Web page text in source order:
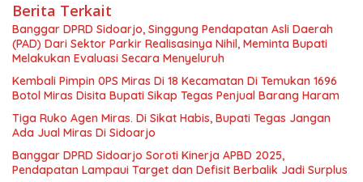
Berita Terkait
Banggar DPRD Sidoarjo, Singgung Pendapatan Asli Daerah
(PAD) Dari Sektor Parkir Realisasinya Nihil, Meminta Bupati
Melakukan Evaluasi Secara Menyeluruh
Kembali Pimpin 0PS Miras Di 18 Kecamatan Di Temukan 1696
Botol Miras Disita Bupati Sikap Tegas Penjual Barang Haram
Tiga Ruko Agen Miras. Di Sikat Habis, Bupati Tegas Jangan
Ada Jual Miras Di Sidoarjo
Banggar DPRD Sidoarjo Soroti Kinerja APBD 2025,
Pendapatan Lampaui Target dan Defisit Berbalik Jadi Surplus